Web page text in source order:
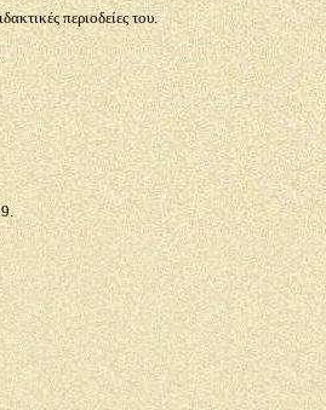
περιοδείες του.